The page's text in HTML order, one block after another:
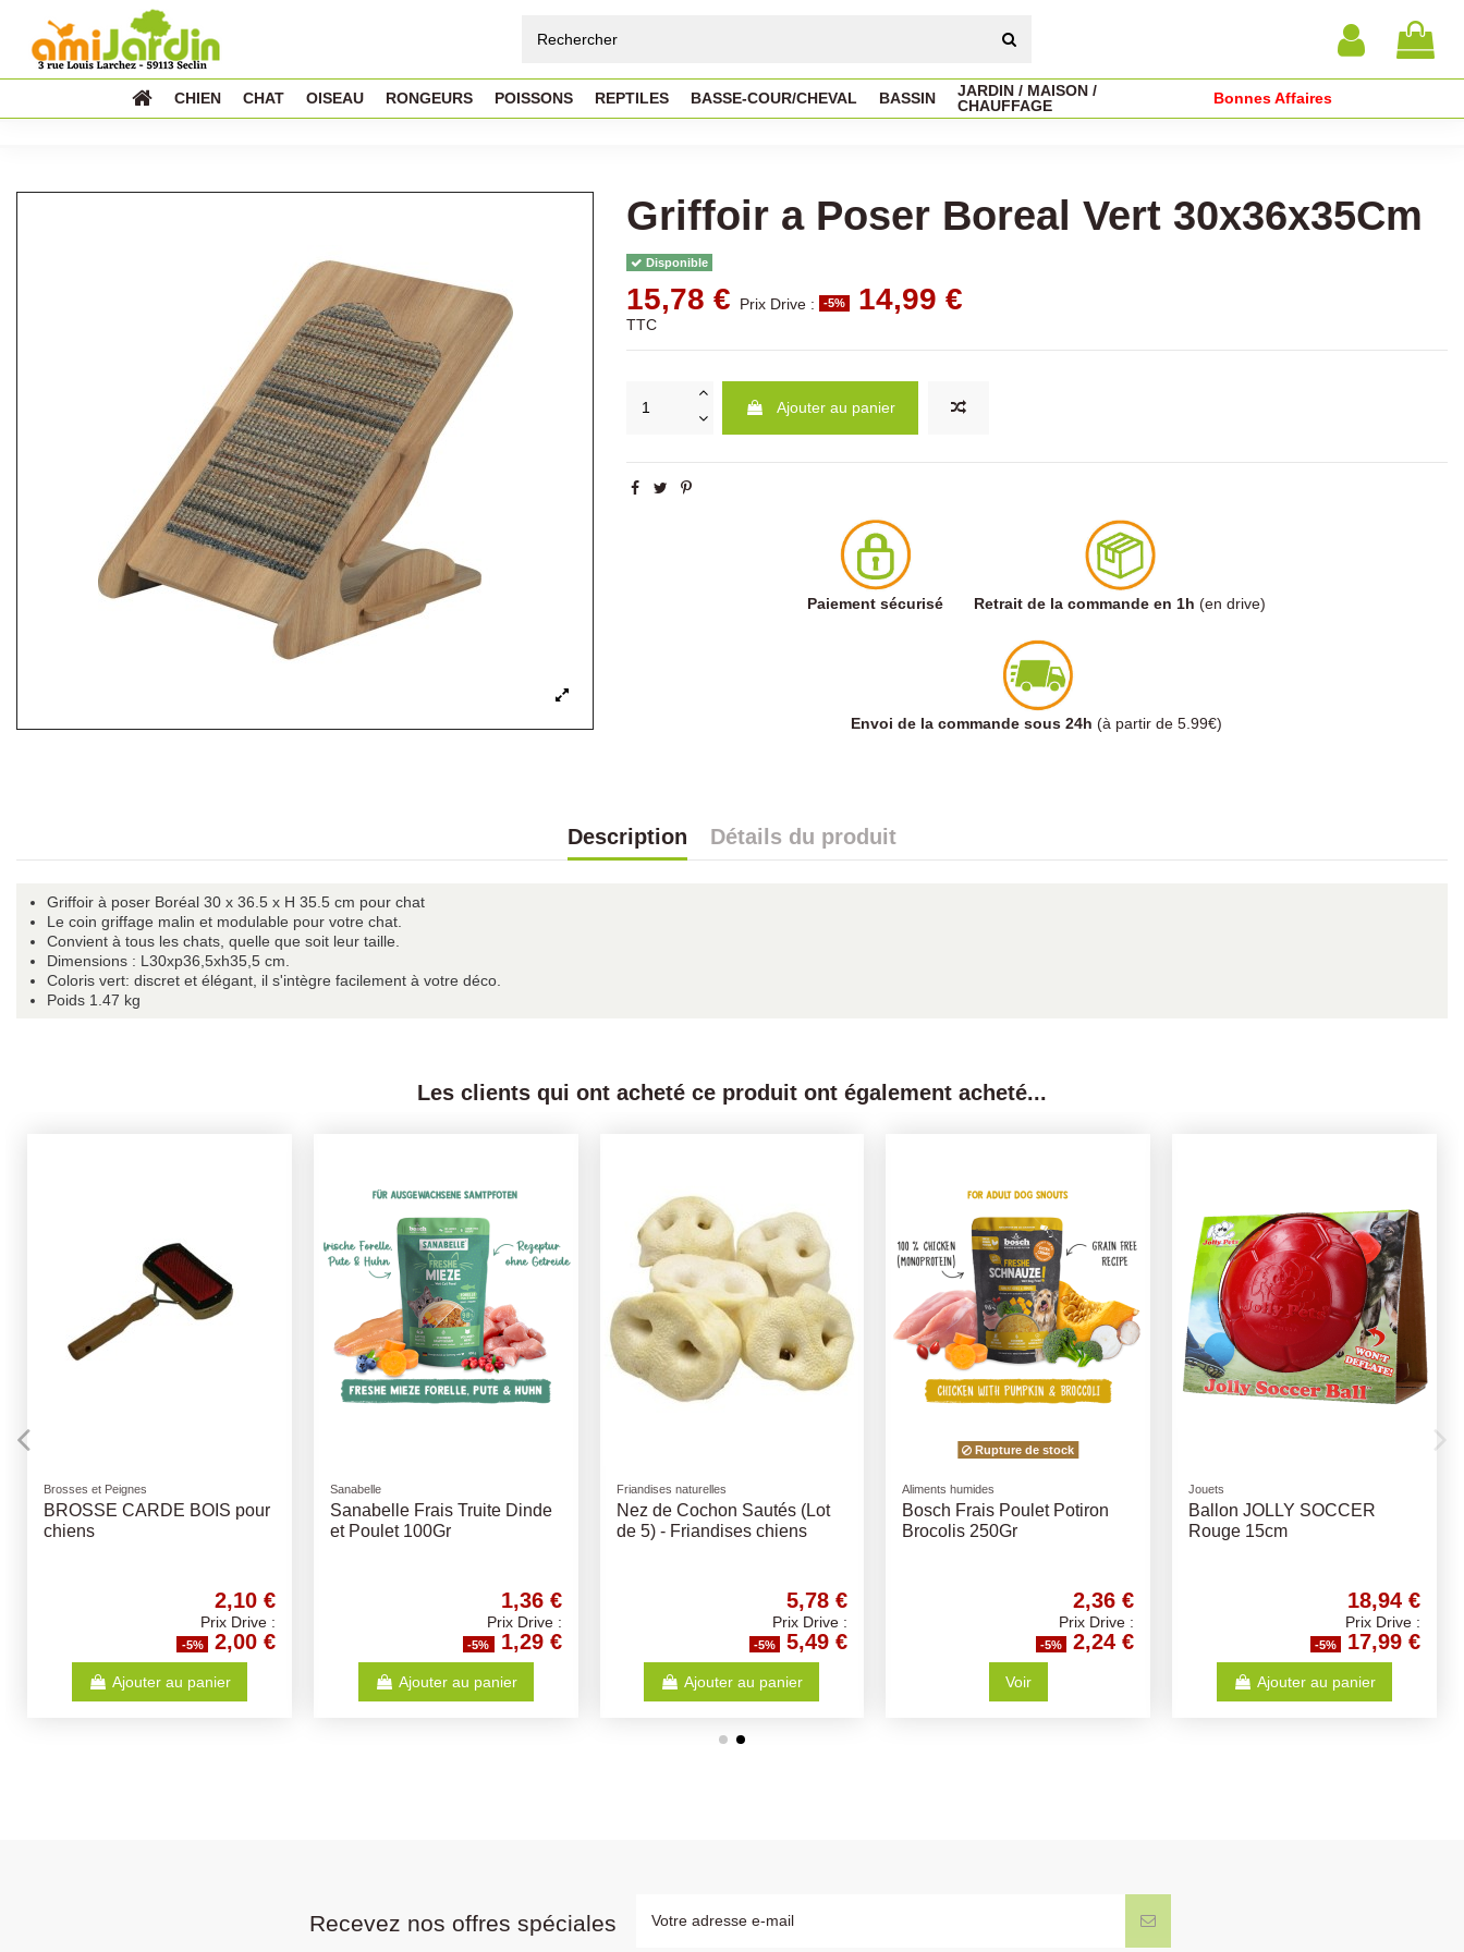
CHIEN CHAT OISEAU RONGEURS POISSONS REPTILES BASSE-COUR/CHEVAL BASSIN
JARDIN / MAISON /
CHAUFFAGE
Bonnes Affaires
Griffoir a Poser Boreal Vert 30x36x35Cm
Disponible
15,78 € Prix Drive : -5% 14,99 €
TTC
Ajouter au panier
Paiement sécurisé Retrait de la commande en 1h (en drive)
Envoi de la commande sous 24h (à partir de 5.99€)
Description Détails du produit
Griffoir à poser Boréal 30 x 36.5 x H 35.5 cm pour chat
Le coin griffage malin et modulable pour votre chat.
Convient à tous les chats, quelle que soit leur taille.
Dimensions : L30xp36,5xh35,5 cm.
Coloris vert: discret et élégant, il s'intègre facilement à votre déco.
Poids 1.47 kg
Les clients qui ont acheté ce produit ont également acheté...
Brosses et Peignes
BROSSE CARDE BOIS pour
chiens
2,10 €
Prix Drive :
-5% 2,00 €
Ajouter au panier
Sanabelle
Sanabelle Frais Truite Dinde
et Poulet 100Gr
1,36 €
Prix Drive :
-5% 1,29 €
Ajouter au panier
Friandises naturelles
Nez de Cochon Sautés (Lot
de 5) - Friandises chiens
5,78 €
Prix Drive :
-5% 5,49 €
Ajouter au panier
Rupture de stock
Aliments humides
Bosch Frais Poulet Potiron
Brocolis 250Gr
2,36 €
Prix Drive :
-5% 2,24 €
Voir
Jouets
Ballon JOLLY SOCCER
Rouge 15cm
18,94 €
Prix Drive :
-5% 17,99 €
Ajouter au panier
Recevez nos offres spéciales